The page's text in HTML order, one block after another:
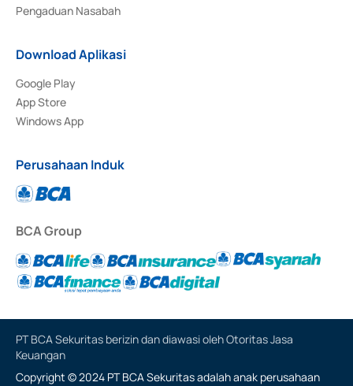
Pengaduan Nasabah
Download Aplikasi
Google Play
App Store
Windows App
Perusahaan Induk
BCA Group
PT BCA Sekuritas berizin dan diawasi oleh Otoritas Jasa
Keuangan
Copyright © 2024 PT BCA Sekuritas adalah anak perusahaan